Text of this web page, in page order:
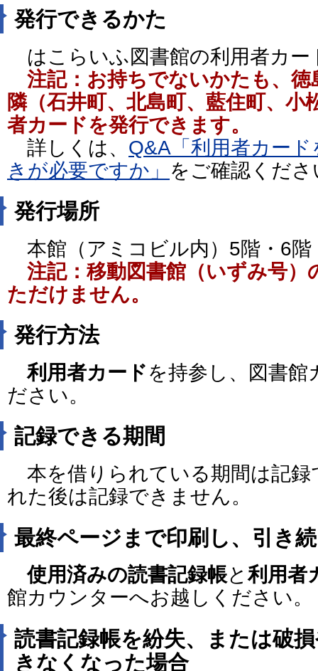
発行できるかた
はこらいふ図書館の利用者カー
注記：お持ちでないかたも、徳
隣（石井町、北島町、藍住町、小
者カードを発行できます。
詳しくは、 Q&A「利用者カー
きが必要ですか」 をご確認くださ
発行場所
本館（アミコビル内）5階・6
注記：移動図書館（いずみ号）
ただけません。
発行方法
利用者カードを持参し、図書
ださい。
記録できる期間
本を借りられている期間は記録
れた後は記録できません。
最終ページまで印刷し、引き
使用済みの読書記録帳と利用者
館カウンターへお越しください。
読書記録帳を紛失、または破
きなくなった場合